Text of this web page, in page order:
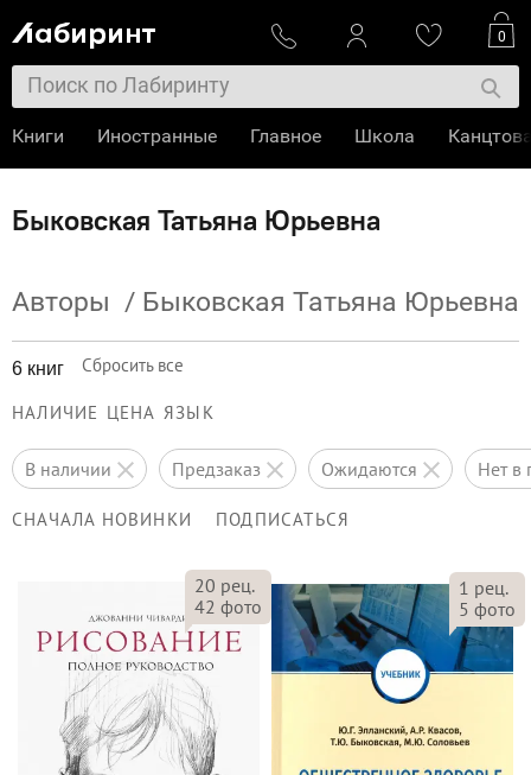
Быковская Татьяна Юрьевна
Авторы / Быковская Татьяна Юрьевна
6 книг Сбросить все
НАЛИЧИЕ ЦЕНА ЯЗЫК
в наличии предзаказ ожидаются нет
СНАЧАЛА НОВИНКИ ПОДПИСАТЬСЯ
20 рец.
42 фото
1 рец.
5 фото
0
Книги Иностранные Главное Школа